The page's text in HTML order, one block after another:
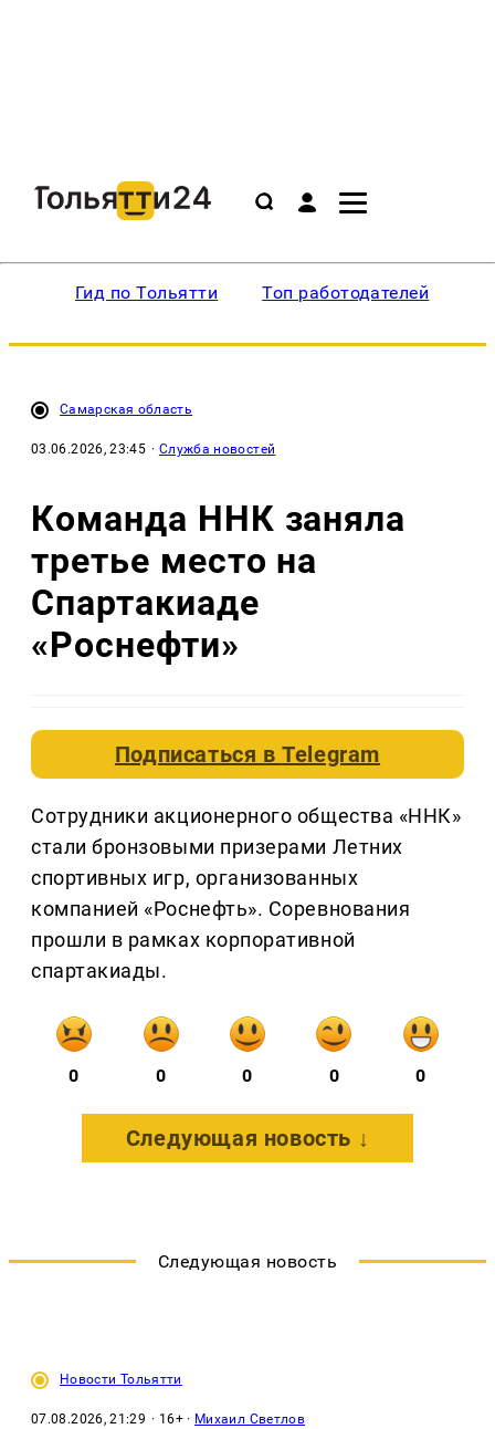
Гид по Тольятти Топ работодателей
Самарская область
03.06.2026, 23:45 · Служба новостей
Команда ННК заняла
третье место на
Спартакиаде
«Роснефти»
Подписаться вTelegram
Сотрудники акционерного общества «ННК»
стали бронзовыми призерами Летних
спортивных игр, организованных
компанией «Роснефть». Соревнования
прошли в рамках корпоративной
спартакиады.
0 0 0 0 0
Следующая новость ↓
Следующая новость
Новости Тольятти
07.08.2026, 21:29 · 16+ · Михаил Светлов